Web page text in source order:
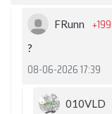
FRunn
?
08-06-2026 17:39
010VLD